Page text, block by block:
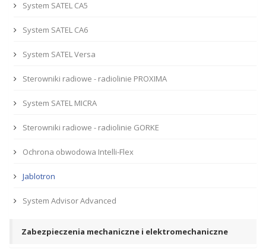
System SATEL CA5
System SATEL CA6
System SATEL Versa
Sterowniki radiowe - radiolinie PROXIMA
System SATEL MICRA
Sterowniki radiowe - radiolinie GORKE
Ochrona obwodowa Intelli-Flex
Jablotron
System Advisor Advanced
Zabezpieczenia mechaniczne i elektromechaniczne